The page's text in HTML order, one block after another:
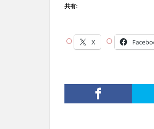
共有:
X